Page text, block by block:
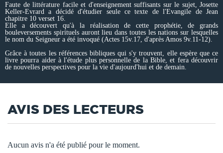
Faute de littérature facile et d'enseignement suffisants sur le sujet, Josette
Keller-Evrard a décidé d'étudier seule ce texte de l'Evangile de Jean
chapitre 10 verset 16.
Elle a découvert qu'à la réalisation de cette prophétie, de grands
bouleversements spirituels auront lieu dans toutes les nations sur lesquelles
le nom du Seigneur a été invoqué (Actes 15v.17, d'après Amos 9v.11-12).
Grâce à toutes les références bibliques qui s'y trouvent, elle espère que ce
livre pourra aider à l'étude plus personnelle de la Bible, et fera découvrir
de nouvelles perspectives pour la vie d'aujourd'hui et de demain.
AVIS DES LECTEURS
Aucun avis n'a été publié pour le moment.